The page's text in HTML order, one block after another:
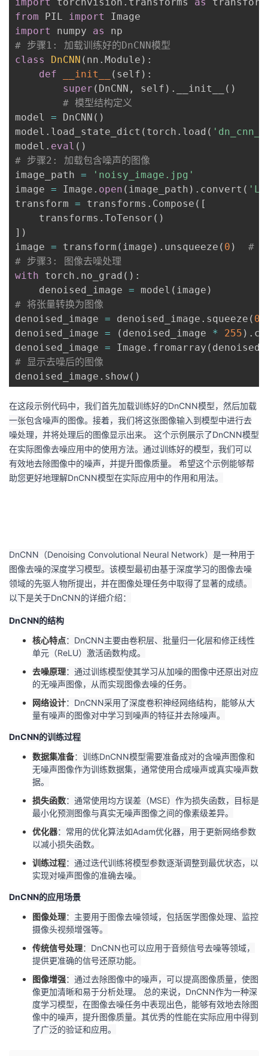
from PIL import
import
numpy as
# 步骤1: 加载训练好的DnCNN模型
class
DnCNN ( nn . Module ) :
def
__init__ ( self ) :
super ( DnCNN , self ) . __init__ ( )
# 模型结构定义
model = DnCNN ( )
model . load_state_dict ( torch . load (
model . eval ( )
# 步骤2: 加载包含噪声的图像
image_path =
'noisy_image.jpg'
image = Image . open ( image_path ) . convert ( 'L'
transform = transforms . Compose ( [
    transforms
. ToTensor ( )
] )
image = transform ( image ) . unsqueeze ( 0 )
#
# 步骤3: 图像去噪处理
with torch . no_grad ( ) :
    denoised_image
= model ( image )
# 将张量转换为图像
denoised_image = denoised_image . squeeze ( 0
denoised_image = ( denoised_image * 255 ) .
denoised_image = Image . fromarray (
# 显示去噪后的图像
denoised_image . show( )
在这段示例代码中，我们首先加载训练好的DnCNN模型，然后加载
一张包含噪声的图像。接着，我们将这张图像输入到模型中进行去
噪处理，并将处理后的图像显示出来。 这个示例展示了DnCNN模型
在实际图像去噪应用中的使用方法。通过训练好的模型，我们可以
有效地去除图像中的噪声，并提升图像质量。 希望这个示例能够帮
助您更好地理解DnCNN模型在实际应用中的作用和用法。
DnCNN（Denoising Convolutional Neural Network）是一种用于
图像去噪的深度学习模型。该模型最初由基于深度学习的图像去噪
领域的先驱人物所提出，并在图像处理任务中取得了显著的成绩。
以下是关于DnCNN的详细介绍：
DnCNN的结构
核心特点：DnCNN主要由卷积层、批量归一化层和修正线性
单元（ReLU）激活函数构成。
去噪原理：通过训练模型使其学习从加噪的图像中还原出对应
的无噪声图像，从而实现图像去噪的任务。
网络设计：DnCNN采用了深度卷积神经网络结构，能够从大
量有噪声的图像对中学习到噪声的特征并去除噪声。
DnCNN的训练过程
数据集准备：训练DnCNN模型需要准备成对的含噪声图像和
无噪声图像作为训练数据集，通常使用合成噪声或真实噪声数
据。
损失函数：通常使用均方误差（MSE）作为损失函数，目标是
最小化预测图像与真实无噪声图像之间的像素级差异。
优化器：常用的优化算法如Adam优化器，用于更新网络参数
以减小损失函数。
训练过程：通过迭代训练将模型参数逐渐调整到最优状态，以
实现对噪声图像的准确去噪。
DnCNN的应用场景
图像处理：主要用于图像去噪领域，包括医学图像处理、监控
摄像头视频增强等。
传统信号处理：DnCNN也可以应用于音频信号去噪等领域，
提供更准确的信号还原功能。
图像增强：通过去除图像中的噪声，可以提高图像质量，使图
像更加清晰和易于分析处理。 总的来说，DnCNN作为一种深
度学习模型，在图像去噪任务中表现出色，能够有效地去除图
像中的噪声，提升图像质量。其优秀的性能在实际应用中得到
了广泛的验证和应用。